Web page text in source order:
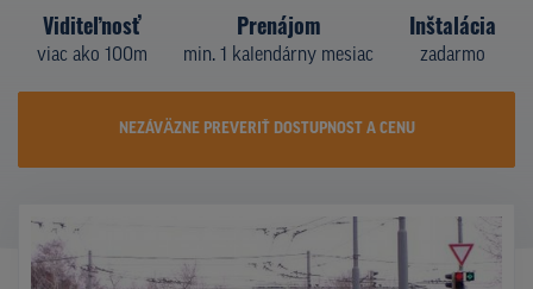
Z PRAXE
Viditeľnosť
viac ako 100m
Prenájom
min. 1 kalendárny mesiac
Inštalácia
zadarmo
NEZÁVÄZNE PREVERIŤ DOSTUPNOST A CENU